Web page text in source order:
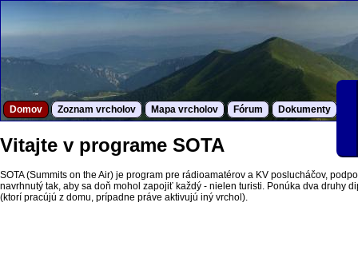
Domov Zoznam vrcholov Mapa vrcholov Fórum Dokumenty
Vitajte v programe SOTA
SOTA (Summits on the Air) je program pre rádioamatérov a KV poslucháčov,
navrhnutý tak, aby sa doň mohol zapojiť každý - nielen turisti. Ponúka dva druhy
(ktorí pracújú z domu, prípadne práve aktivujú iný vrchol).